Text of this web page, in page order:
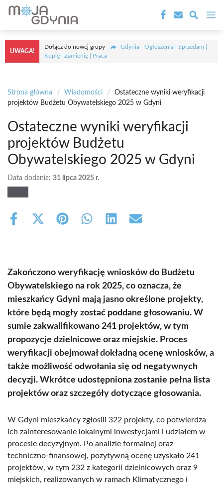
Przejdź
treści
UWAGA!
Dołącz do nowej grupy
Gdynia - Ogłoszenia | Sprzedam |
Kupię | Zamienię | Praca
Strona główna / Wiadomości /
Ostateczne wyniki weryfikacji
projektów Budżetu Obywatelskiego 2025 w Gdyni
Ostateczne wyniki weryfikacji
projektów Budżetu
Obywatelskiego 2025 w Gdyni
Data dodania: 31 lipca 2025 r.
Share
Share
(Twitter)
Share Share Share Share
Zakończono weryfikację wniosków do Budżetu
Obywatelskiego na rok 2025, co oznacza, że
mieszkańcy Gdyni mają jasno określone projekty,
które będą mogły zostać poddane głosowaniu. W
sumie zakwalifikowano 241 projektów, w tym
propozycje dzielnicowe oraz miejskie. Proces
weryfikacji obejmował dokładną ocenę wniosków, a
także możliwość odwołania się od negatywnych
decyzji. Wkrótce udostępniona zostanie pełna lista
projektów oraz szczegóły dotyczące głosowania.
W Gdyni mieszkańcy zgłosili 322 projekty, co potwierdza
ich zainteresowanie lokalnymi inwestycjami i udziałem w
procesie decyzyjnym. Po analizie formalnej oraz
techniczno-finansowej, pozytywną ocenę uzyskało 241
projektów, w tym 232 z kategorii dzielnicowych oraz 9
miejskich, realizowanych w ramach Klimatycznego i